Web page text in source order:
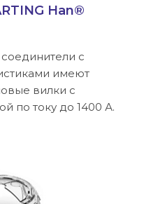
Han®
с
имеют
вилки с
по току до 1400 А.